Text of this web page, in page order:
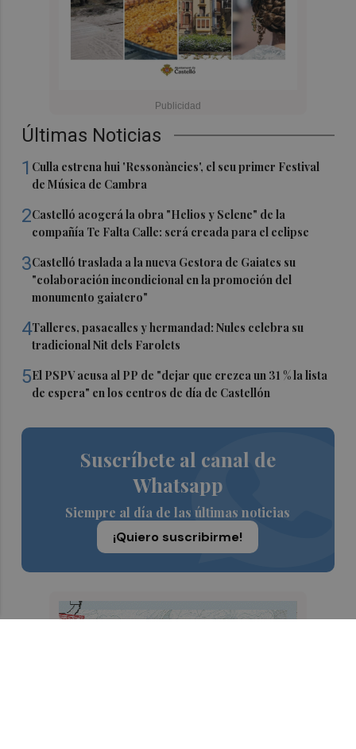
Últimas Noticias
1 Culla estrena hui 'Ressonàncies', el seu primer Festival
de Música de Cambra
2Castelló acogerá la obra "Helios y Selene" de la
compañía Te Falta Calle: será creada para el eclipse
3Castelló traslada a la nueva Gestora de Gaiates su
"colaboración incondicional en la promoción del
monumento gaiatero"
4Talleres, pasacalles y hermandad: Nules celebra su
tradicional Nit dels Farolets
5El PSPV acusa al PP de "dejar que crezca un 31 % la lista
de espera" en los centros de día de Castellón
Suscríbete al canal de
Whatsapp
Siempre al día de las últimas noticias
¡Quiero suscribirme!